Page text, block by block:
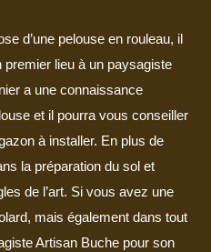
d’une pelouse en rouleau, il
premier lieu à un paysagiste
a une connaissance
et il pourra vous conseiller
à installer. En plus de
la préparation du sol et
de l’art. Si vous avez une
mais également dans tout
Artisan Buche pour son